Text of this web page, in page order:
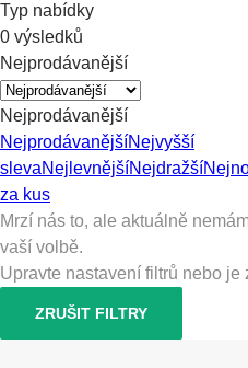
Typ nabídky
0 výsledků
Nejprodávanější
Nejprodávanější
NejprodávanějšíNejvyšší
slevaNejlevnějšíNejdražší
za kus
Mrzí nás to, ale aktuálně
vaší volbě.
Upravte nastavení filtrů nebo je
ZRUŠIT FILTRY